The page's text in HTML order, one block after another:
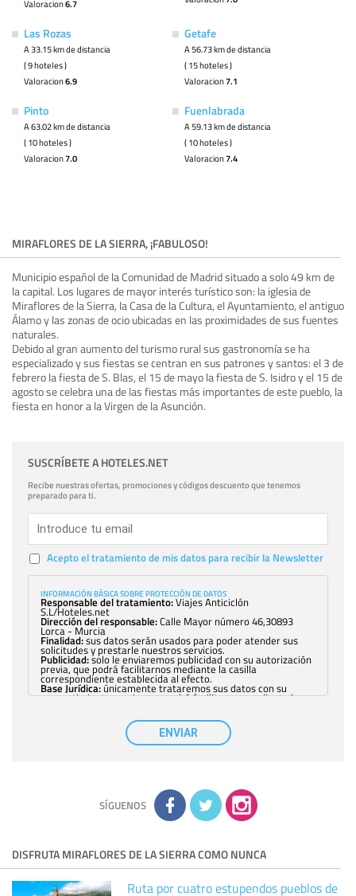
Valoracion6.7
Las Rozas
A 33.15 km de distancia
( 9 hoteles )
Valoracion6.9
Getafe
A 56.73 km de distancia
( 15 hoteles )
Valoracion7.1
Pinto
A 63.02 km de distancia
( 10 hoteles )
Valoracion7.0
Fuenlabrada
A 59.13 km de distancia
( 10 hoteles )
Valoracion7.4
MIRAFLORES DE LA SIERRA, ¡FABULOSO!
Municipio español de la Comunidad de Madrid situado a solo 49 km de
la capital. Los lugares de mayor interés turístico son: la iglesia de
Miraflores de la Sierra, la Casa de la Cultura, el Ayuntamiento, el antiguo
Álamo y las zonas de ocio ubicadas en las proximidades de sus fuentes
naturales.
Debido al gran aumento del turismo rural sus gastronomía se ha
especializado y sus fiestas se centran en sus patrones y santos: el 3 de
febrero la fiesta de S. Blas, el 15 de mayo la fiesta de S. Isidro y el 15 de
agosto se celebra una de las fiestas más importantes de este pueblo, la
fiesta en honor a la Virgen de la Asunción.
SUSCRÍBETE A HOTELES.NET
Recibe nuestras ofertas, promociones y códigos descuento que tenemos
preparado para ti.
Acepto el tratamiento de mis datos para recibir la Newsletter
INFORMACIÓN BÁSICA SOBRE PROTECCIÓN DE DATOS
Responsable del tratamiento:Viajes Anticiclón
S.L/Hoteles.net
Dirección del responsable:Calle Mayor número 46,30893
Lorca - Murcia
Finalidad:sus datos serán usados para poder atender sus
solicitudes y prestarle nuestros servicios.
Publicidad:solo le enviaremos publicidad con su autorización
previa, que podrá facilitarnos mediante la casilla
correspondiente establecida al efecto.
Base Jurídica:únicamente trataremos sus datos con su
consentimiento previo, que podrá facilitarnos mediante la
con carácter general, sólo el personal de
nuestra entidad que esté debidamente autorizado podrá
tener conocimiento de la información que le pedimos. No se
comunicarán datos a terceros.
adicional y detallada sobre cómo tratamos sus datos en la
política de privacidad
ENVIAR
SÍGUENOS
DISFRUTA MIRAFLORES DE LA SIERRA COMO NUNCA
Ruta por cuatro estupendos pueblos de